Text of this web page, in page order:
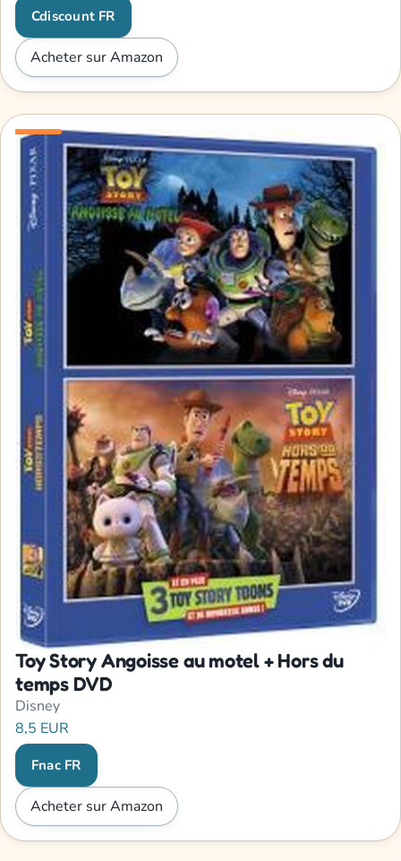
Cdiscount FR
Acheter sur Amazon
Toy Story Angoisse au motel + Hors du
temps DVD
Disney
8,5 EUR
Fnac FR
Acheter sur Amazon